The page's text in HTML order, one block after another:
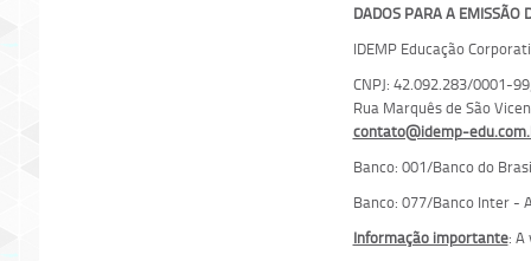
DADOS PARA A
IDEMP Educação
CNPJ: 42.092.283/0001-
Rua Marquês de São
contato@idemp-
Banco: 001/Banco do
Banco: 077/Banco Inter -
Informação importante: A